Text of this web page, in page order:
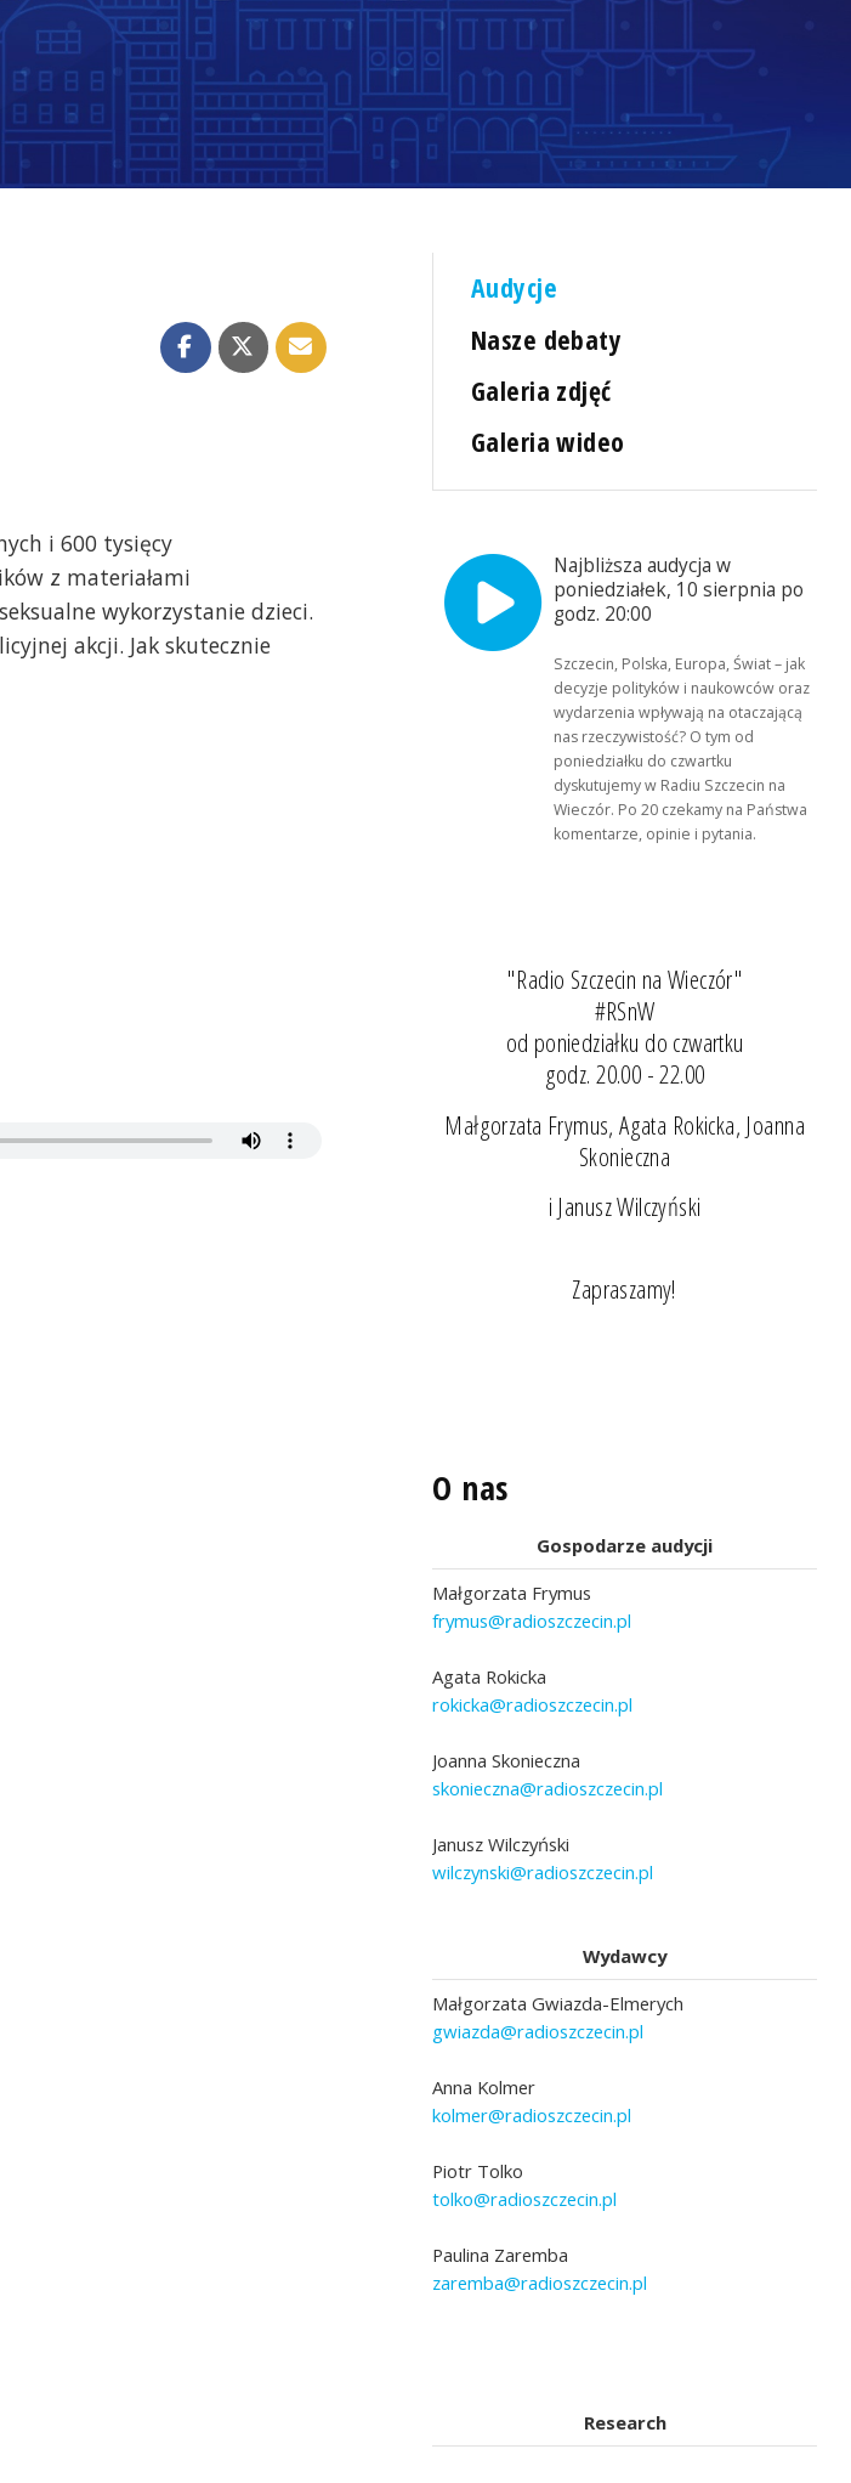
i 600 tysięcy
z materiałami
wykorzystanie dzieci.
akcji. Jak skutecznie
Audycje
Nasze debaty
Galeria zdjęć
Galeria wideo
Najbliższa audycja w
poniedziałek, 10 sierpnia po
godz. 20:00
Szczecin, Polska, Europa, Świat – jak
decyzje polityków i naukowców oraz
wydarzenia wpływają na otaczającą
nas rzeczywistość? O tym od
poniedziałku do czwartku
dyskutujemy w Radiu Szczecin na
Wieczór. Po 20 czekamy na Państwa
komentarze, opinie i pytania.
"Radio Szczecin na Wieczór"
#RSnW
od poniedziałku do czwartku
godz. 20.00 - 22.00
Małgorzata Frymus, Agata Rokicka, Joanna
Skonieczna
i Janusz Wilczyński
Zapraszamy!
O nas
Gospodarze audycji
Małgorzata Frymus
frymus@radioszczecin.pl
Agata Rokicka
rokicka@radioszczecin.pl
Joanna Skonieczna
skonieczna@radioszczecin.pl
Janusz Wilczyński
wilczynski@radioszczecin.pl
Wydawcy
Małgorzata Gwiazda-Elmerych
gwiazda@radioszczecin.pl
Anna Kolmer
kolmer@radioszczecin.pl
Piotr Tolko
tolko@radioszczecin.pl
Paulina Zaremba
zaremba@radioszczecin.pl
Research